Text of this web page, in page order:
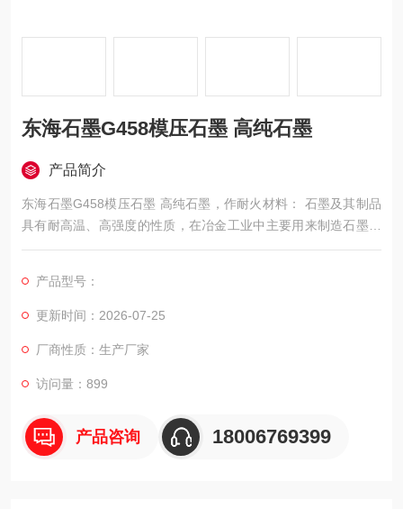
东海石墨G458模压石墨 高纯石墨
产品简介
东海石墨G458模压石墨 高纯石墨，作耐火材料： 石墨及其制品
具有耐高温、高强度的性质，在冶金工业中主要用来制造石墨坩
埚，在炼钢中常用石墨作钢锭之保护剂，冶金炉的内衬。
产品型号：
更新时间：2026-07-25
厂商性质：生产厂家
访问量：899
产品咨询 18006769399